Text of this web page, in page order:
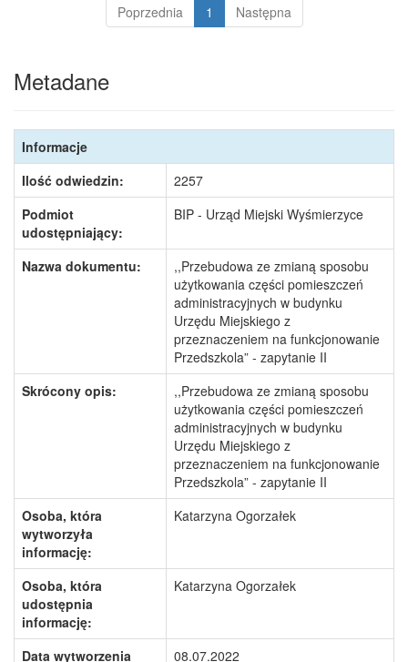
Poprzednia
1 Następna
Metadane
Informacje
Ilość odwiedzin:
2257
Podmiot
udostępniający:
BIP - Urząd Miejski Wyśmierzyce
Nazwa dokumentu:
,,Przebudowa ze zmianą sposobu
użytkowania części pomieszczeń
administracyjnych w budynku
Urzędu Miejskiego z
przeznaczeniem na funkcjonowanie
Przedszkola” - zapytanie II
Skrócony opis:
,,Przebudowa ze zmianą sposobu
użytkowania części pomieszczeń
administracyjnych w budynku
Urzędu Miejskiego z
przeznaczeniem na funkcjonowanie
Przedszkola” - zapytanie II
Osoba, która
wytworzyła
informację:
Katarzyna Ogorzałek
Osoba, która
udostępnia
informację:
Katarzyna Ogorzałek
Data wytworzenia 08.07.2022